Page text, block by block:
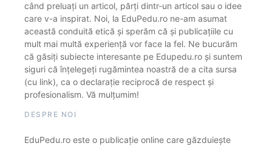
când preluați un articol, părți dintr-un articol sau o idee
care v-a inspirat. Noi, la EduPedu.ro ne-am asumat
această conduită etică și sperăm că și publicațiile cu
mult mai multă experiență vor face la fel. Ne bucurăm
că găsiți subiecte interesante pe Edupedu.ro și suntem
siguri că înțelegeți rugămintea noastră de a cita sursa
(cu link), ca o declarație reciprocă de respect și
profesionalism. Vă mulțumim!
DESPRE NOI
EduPedu.ro este o publicație online care găzduiește